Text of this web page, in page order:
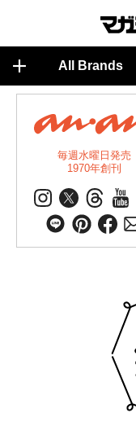
All Brands
毎週水曜日発売
1970年創刊